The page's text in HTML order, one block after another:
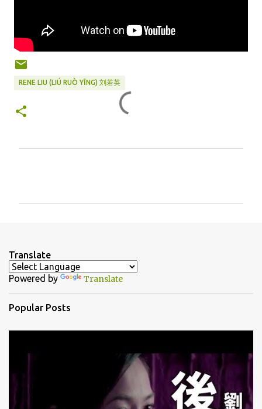
RENE LIU (LIÚ RUÒ YĪNG) 刘若英
t
s
Translate
Powered by Translate
Popular Posts